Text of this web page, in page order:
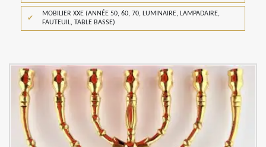
MOBILIER XXE (ANNÉE 50, 60, 70, LUMINAIRE, LAMPADAIRE,
FAUTEUIL, TABLE BASSE)